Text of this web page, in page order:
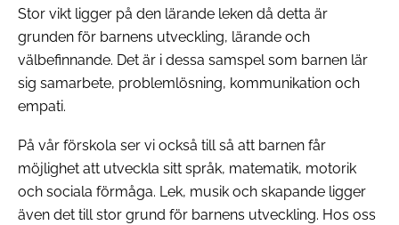
Stor vikt ligger på den lärande leken då detta är
grunden för barnens utveckling, lärande och
välbefinnande. Det är i dessa samspel som barnen lär
sig samarbete, problemlösning, kommunikation och
empati.
På vår förskola ser vi också till så att barnen får
möjlighet att utveckla sitt språk, matematik, motorik
och sociala förmåga. Lek, musik och skapande ligger
även det till stor grund för barnens utveckling. Hos oss